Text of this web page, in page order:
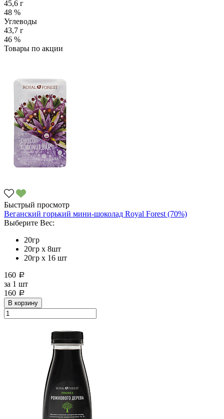
45,6 г
48 %
Углеводы
43,7 г
46 %
Товары по акции
Быстрый просмотр
Веганский горький мини-шоколад Royal Forest (70%)
Выберите Вес:
20гр
20гр x 8шт
20гр х 16 шт
160 a
за 1 шт
160 a
В корзину